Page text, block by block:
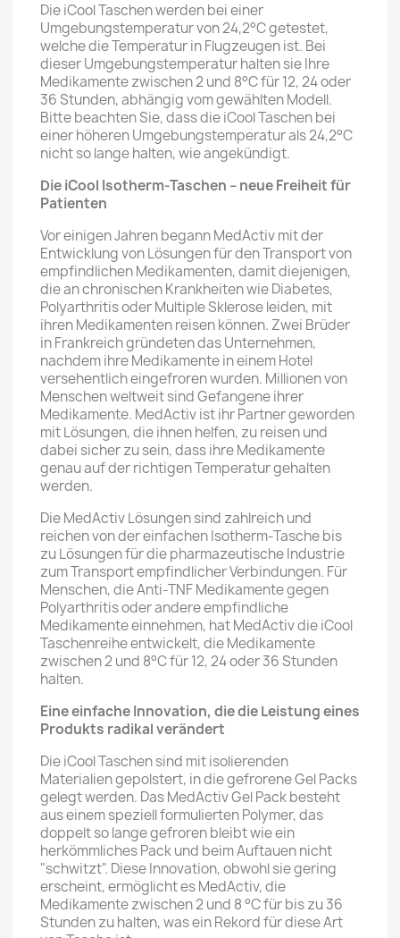
Die iCool Taschen werden bei einer
Umgebungstemperatur von 24,2°C getestet,
welche die Temperatur in Flugzeugen ist. Bei
dieser Umgebungstemperatur halten sie Ihre
Medikamente zwischen 2 und 8°C für 12, 24 oder
36 Stunden, abhängig vom gewählten Modell.
Bitte beachten Sie, dass die iCool Taschen bei
einer höheren Umgebungstemperatur als 24,2°C
nicht so lange halten, wie angekündigt.
Die iCool Isotherm-Taschen – neue Freiheit für
Patienten
Vor einigen Jahren begann MedActiv mit der
Entwicklung von Lösungen für den Transport von
empfindlichen Medikamenten, damit diejenigen,
die an chronischen Krankheiten wie Diabetes,
Polyarthritis oder Multiple Sklerose leiden, mit
ihren Medikamenten reisen können. Zwei Brüder
in Frankreich gründeten das Unternehmen,
nachdem ihre Medikamente in einem Hotel
versehentlich eingefroren wurden. Millionen von
Menschen weltweit sind Gefangene ihrer
Medikamente. MedActiv ist ihr Partner geworden
mit Lösungen, die ihnen helfen, zu reisen und
dabei sicher zu sein, dass ihre Medikamente
genau auf der richtigen Temperatur gehalten
werden.
Die MedActiv Lösungen sind zahlreich und
reichen von der einfachen Isotherm-Tasche bis
zu Lösungen für die pharmazeutische Industrie
zum Transport empfindlicher Verbindungen. Für
Menschen, die Anti-TNF Medikamente gegen
Polyarthritis oder andere empfindliche
Medikamente einnehmen, hat MedActiv die iCool
Taschenreihe entwickelt, die Medikamente
zwischen 2 und 8°C für 12, 24 oder 36 Stunden
halten.
Eine einfache Innovation, die die Leistung eines
Produkts radikal verändert
Die iCool Taschen sind mit isolierenden
Materialien gepolstert, in die gefrorene Gel Packs
gelegt werden. Das MedActiv Gel Pack besteht
aus einem speziell formulierten Polymer, das
doppelt so lange gefroren bleibt wie ein
herkömmliches Pack und beim Auftauen nicht
"schwitzt". Diese Innovation, obwohl sie gering
erscheint, ermöglicht es MedActiv, die
Medikamente zwischen 2 und 8 °C für bis zu 36
Stunden zu halten, was ein Rekord für diese Art